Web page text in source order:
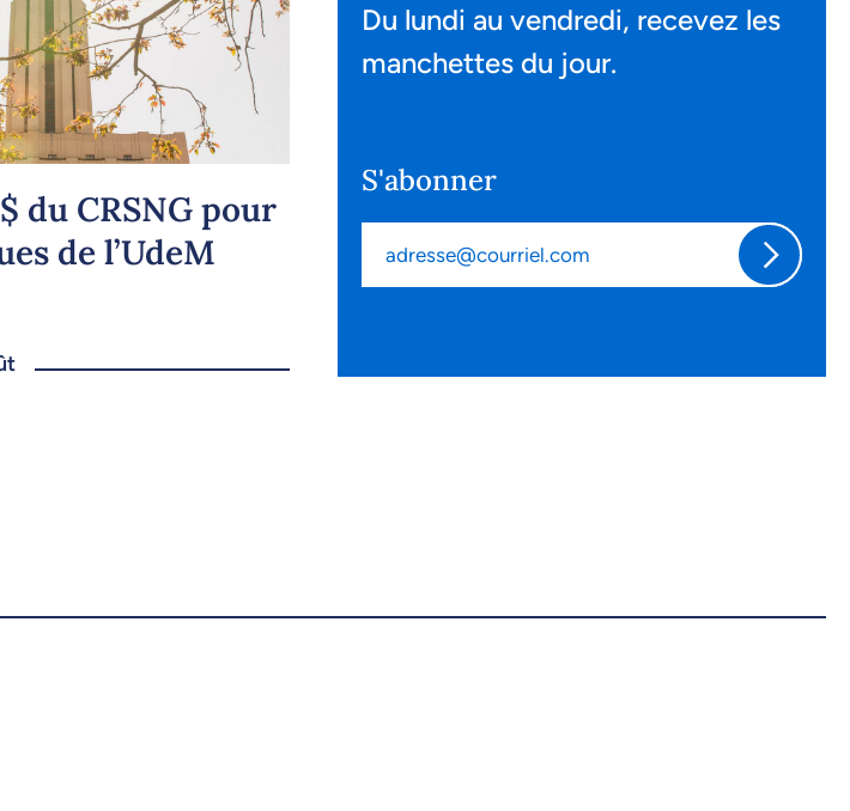
du CRSNG pour
de l’UdeM
Du lundi au vendredi, recevez les
manchettes du jour.
S'abonner